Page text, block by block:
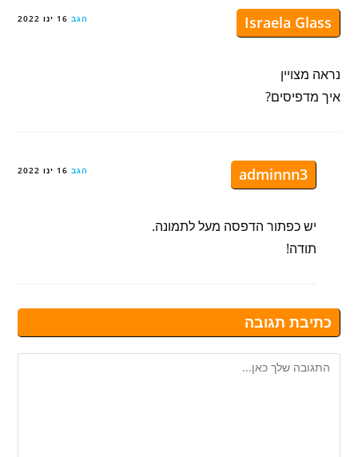
Israela Glass הגב 16 ינו 2022
נראה מצויין
איך מדפיסים?
adminnn3 הגב 16 ינו 2022
יש כפתור הדפסה מעל לתמונה.
תודה!
כתיבת תגובה